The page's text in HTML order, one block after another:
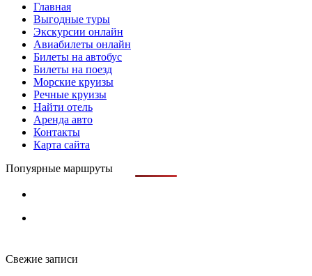
Главная
Выгодные туры
Экскурсии онлайн
Авиабилеты онлайн
Билеты на автобус
Билеты на поезд
Морские круизы
Речные круизы
Найти отель
Аренда авто
Контакты
Карта сайта
Попуярные маршруты
Свежие записи